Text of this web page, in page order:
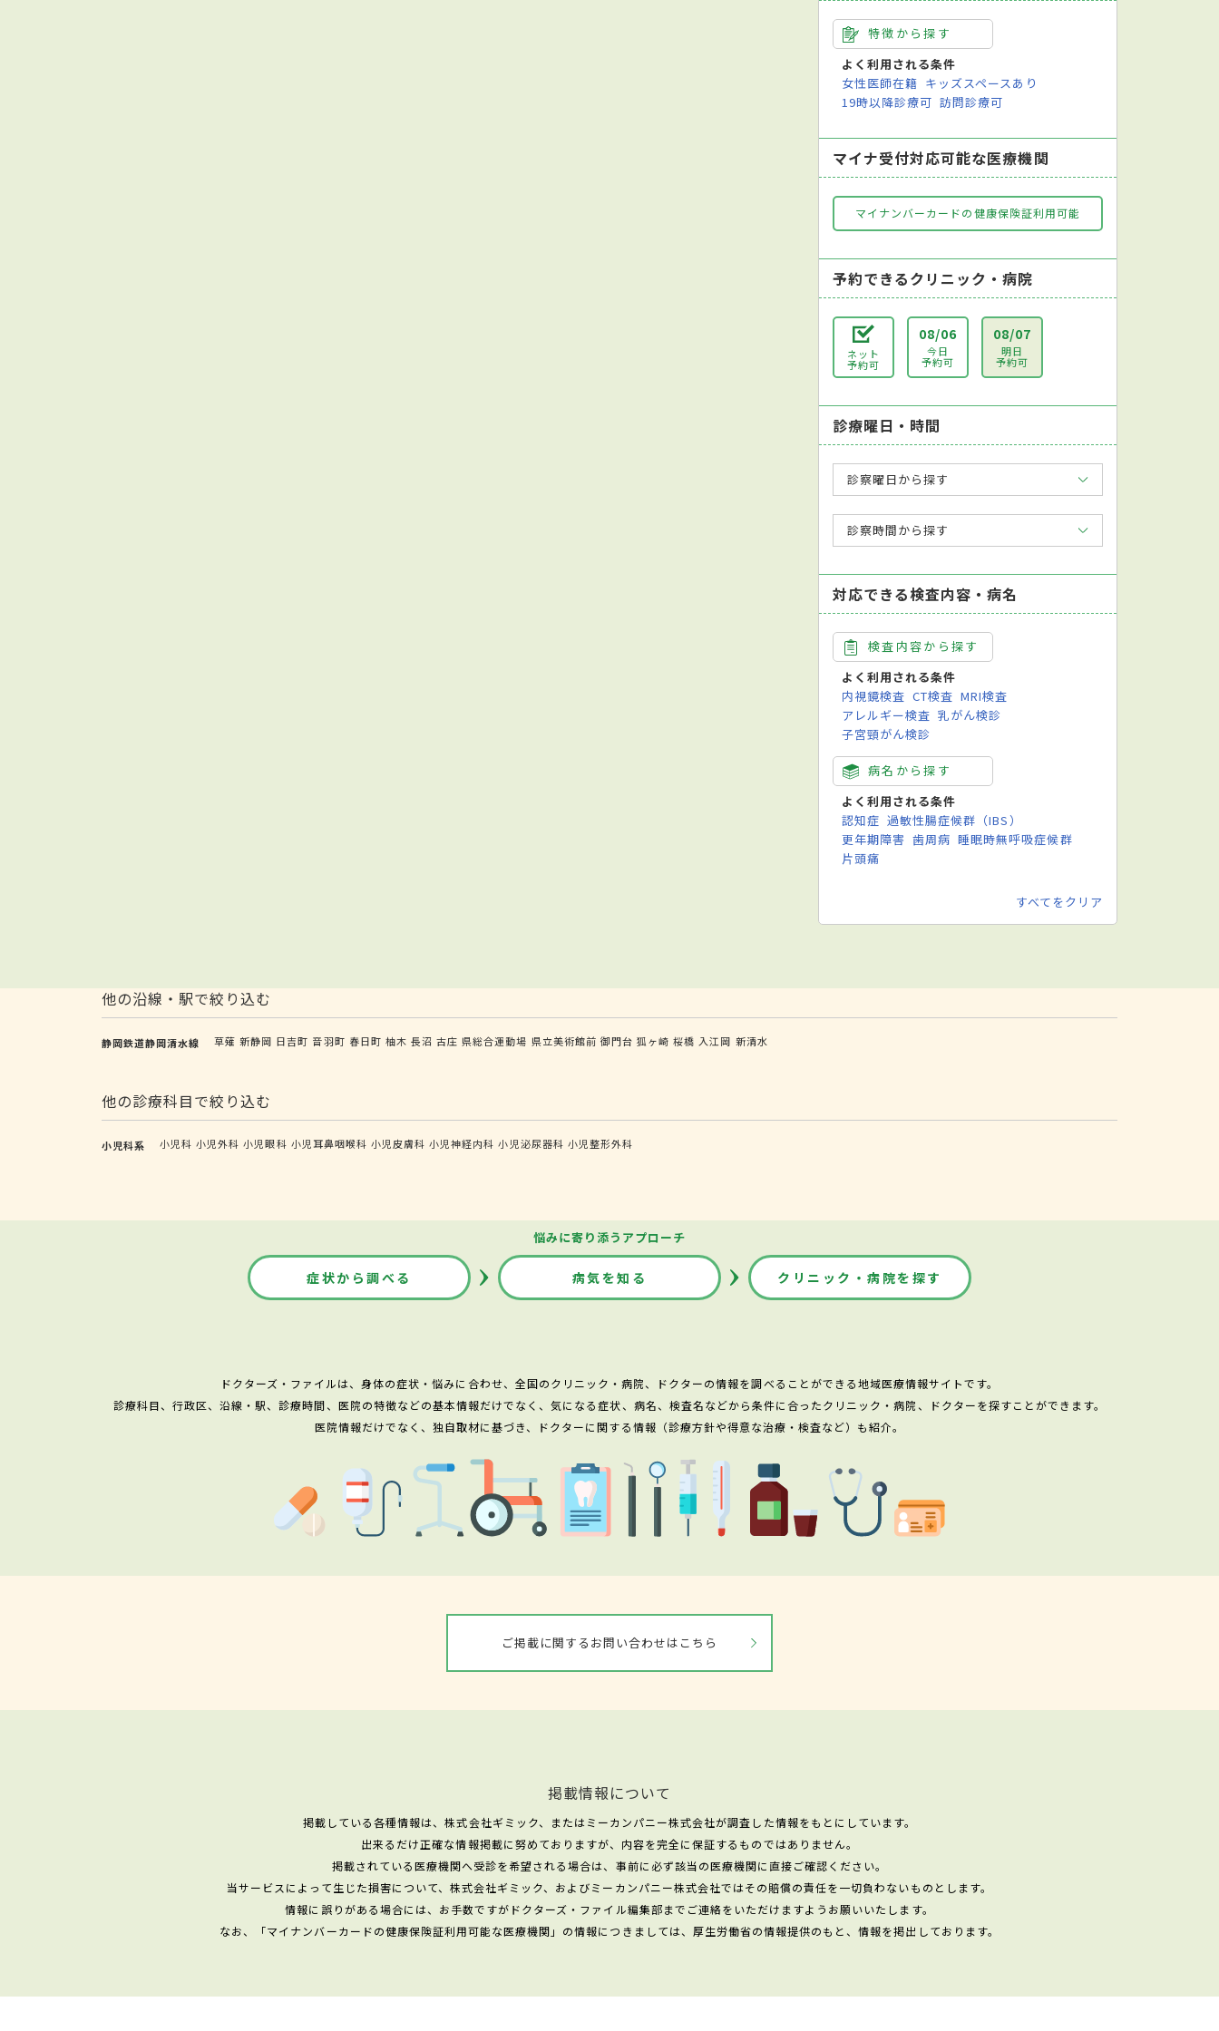
特徴から探す
よく利用される条件
女性医師在籍 キッズスペースあり
19時以降診療可 訪問診療可
マイナ受付対応可能な医療機関
マイナンバーカードの健康保険証利用可能
予約できるクリニック・病院
ネット
予約可
08/06
今日
予約可
08/07
明日
予約可
診療曜日・時間
診察曜日から探す
診察時間から探す
対応できる検査内容・病名
検査内容から探す
よく利用される条件
内視鏡検査 CT検査 MRI検査
アレルギー検査 乳がん検診
子宮頸がん検診
病名から探す
よく利用される条件
認知症 過敏性腸症候群（IBS）
更年期障害 歯周病 睡眠時無呼吸症候群
片頭痛
すべてをクリア
他の沿線・駅で絞り込む
静岡鉄道静岡清水線 草薙 新静岡 日吉町 音羽町 春日町 柚木 長沼 古庄 県総合運動場 県立美術館前 御門台 狐ヶ崎 桜橋 入江岡 新清水
他の診療科目で絞り込む
小児科系 小児科 小児外科 小児眼科 小児耳鼻咽喉科 小児皮膚科 小児神経内科 小児泌尿器科 小児整形外科
悩みに寄り添うアプローチ
症状から調べる 病気を知る クリニック・病院を探す
ドクターズ・ファイルは、身体の症状・悩みに合わせ、全国のクリニック・病院、ドクターの情報を調べることができる地域医療情報サイトです。
診療科目、行政区、沿線・駅、診療時間、医院の特徴などの基本情報だけでなく、気になる症状、病名、検査名などから条件に合ったクリニック・病院、ドクターを探すことができます。
医院情報だけでなく、独自取材に基づき、ドクターに関する情報（診療方針や得意な治療・検査など）も紹介。
ご掲載に関するお問い合わせはこちら
掲載情報について
掲載している各種情報は、株式会社ギミック、またはミーカンパニー株式会社が調査した情報をもとにしています。
出来るだけ正確な情報掲載に努めておりますが、内容を完全に保証するものではありません。
掲載されている医療機関へ受診を希望される場合は、事前に必ず該当の医療機関に直接ご確認ください。
当サービスによって生じた損害について、株式会社ギミック、およびミーカンパニー株式会社ではその賠償の責任を一切負わないものとします。
情報に誤りがある場合には、お手数ですがドクターズ・ファイル編集部までご連絡をいただけますようお願いいたします。
なお、「マイナンバーカードの健康保険証利用可能な医療機関」の情報につきましては、厚生労働省の情報提供のもと、情報を掲出しております。